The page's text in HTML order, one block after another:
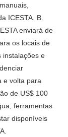
ICESTA. B.
enviará de
os locais de
instalações e
e volta para
de US$ 100
ferramentas
disponíveis